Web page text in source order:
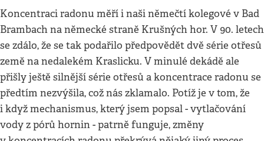
Koncentraci radonu měří i naši němečtí kolegové v Bad
Brambach na německé straně Krušných hor. V 90. letech
se zdálo, že se tak podařilo předpovědět dvě série otřesů
země na nedalekém Kraslicku. V minulé dekádě ale
přišly ještě silnější série otřesů a koncentrace radonu se
předtím nezvýšila, což nás zklamalo. Potíž je v tom, že
i když mechanismus, který jsem popsal - vytlačování
vody z pórů hornin - patrně funguje, změny